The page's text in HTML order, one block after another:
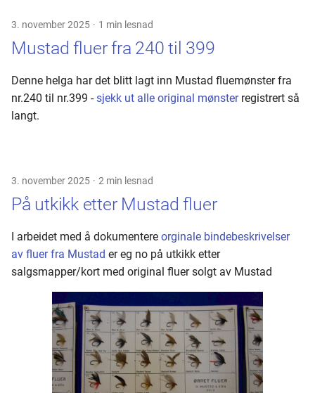
Red Quill Halford
Verre Enn Minken
120 - 139
140 - 159
200 - 219
240 - 259
280 - 299
300 - 319
Oterfluer - 701-716
Oterfluer - 717-732
Håvard Vistnes
Jan Håvard Krohn
Kim Erik Larsen
Marit Kronen
Per Erik Fosheim
Runar Nikolaisen
Thomas Stensrud
Vak
3. november 2025 1 min lesnad
Mustad fluer fra 240 til 399
Denne helga har det blitt lagt inn Mustad fluemønster fra
nr.240 til nr.399 -sjekk ut alle original mønsterregistrert så
langt.
3. november 2025 2 min lesnad
På utkikk etter Mustad fluer
I arbeidet med å dokumentere orginale bindebeskrivelser
av fluer fra Mustad er eg no på utkikk etter
salgsmapper/kort med original fluer solgt av Mustad